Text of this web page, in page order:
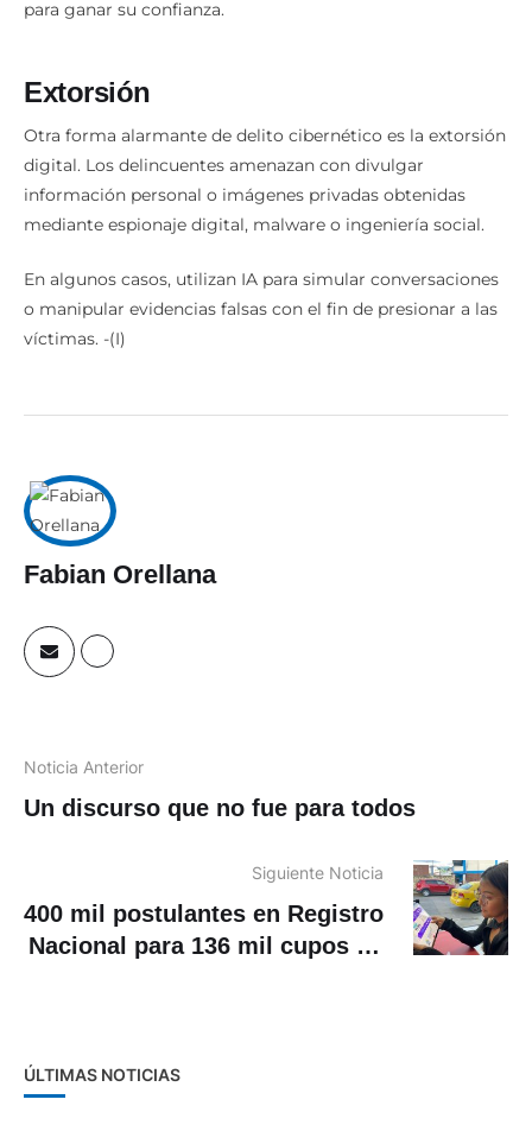
para ganar su confianza.
Extorsión
Otra forma alarmante de delito cibernético es la extorsión
digital. Los delincuentes amenazan con divulgar
información personal o imágenes privadas obtenidas
mediante espionaje digital, malware o ingeniería social.
En algunos casos, utilizan IA para simular conversaciones
o manipular evidencias falsas con el fin de presionar a las
víctimas. -(I)
Fabian Orellana
Noticia Anterior
Un discurso que no fue para todos
Siguiente Noticia
400 mil postulantes en Registro
Nacional para 136 mil cupos en
ÚLTIMAS NOTICIAS